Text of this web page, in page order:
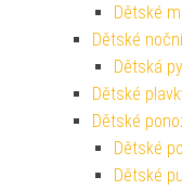
Dětské
Dětské
Dětská
Dětské
Dětské
Dětské
Dětské